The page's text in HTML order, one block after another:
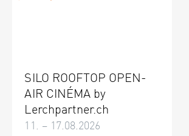
SILO ROOFTOP OPEN-
AIR CINÉMA by
Lerchpartner.ch
11. – 17.08.2026